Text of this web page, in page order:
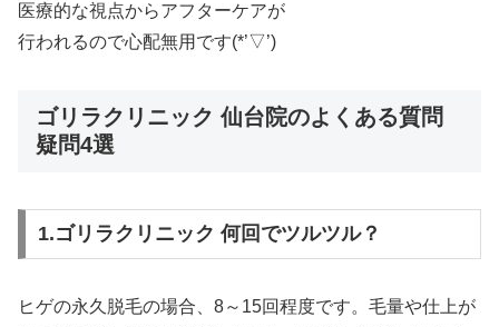
医療的な視点からアフターケアが
行われるので心配無用です(*’▽’)
ゴリラクリニック 仙台院のよくある質問
疑問4選
1.ゴリラクリニック 何回でツルツル？
ヒゲの永久脱毛の場合、8～15回程度です。毛量や仕上が